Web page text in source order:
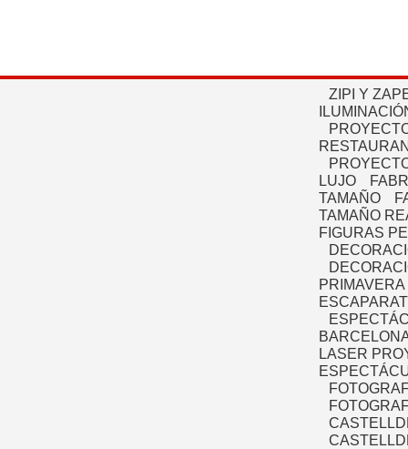
ZIPI Y
LUJO
TAMAÑO
TAMAÑO
FIGURAS
PRIMAVERA
LASER